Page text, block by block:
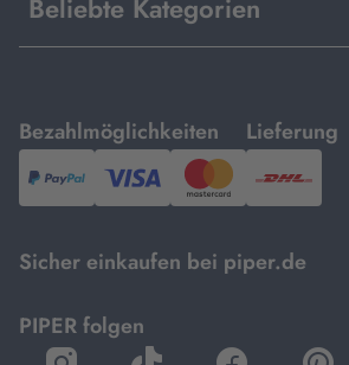
Beliebte Kategorien
Bezahlmöglichkeiten
mit
PayPal,Visa
und
Lieferung
mit
DHL.
Sicher einkaufen bei piper.de
PIPER folgen
öffnet
öffnet
öffnet
öffnet